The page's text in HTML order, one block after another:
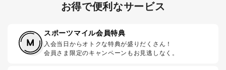
お得で便利なサービス
スポーツマイル会員特典
入会当日からオトクな特典が盛りだくさん！
会員さま限定のキャンペーンもお見逃しなく。